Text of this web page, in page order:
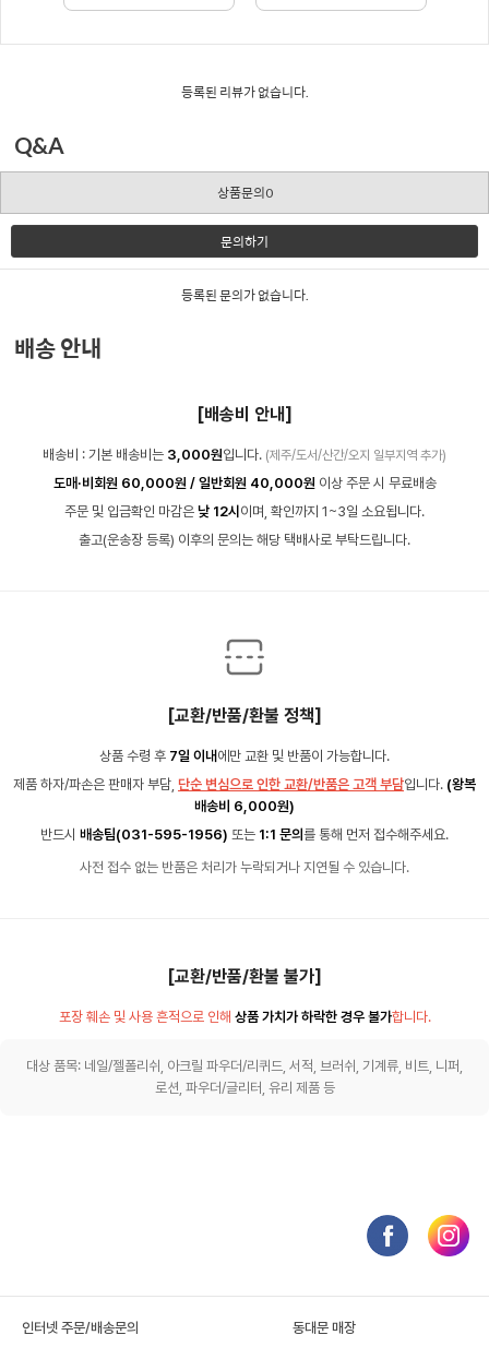
등록된 리뷰가 없습니다.
Q&A
상품문의0
문의하기
등록된 문의가 없습니다.
배송 안내
[배송비 안내]
배송비 : 기본 배송비는 3,000원입니다. (제주/도서/산간/오지 일부지역 추가)
도매·비회원 60,000원 / 일반회원 40,000원 이상 주문 시 무료배송
주문 및 입금확인 마감은 낮 12시 이며, 확인까지 1~3일 소요됩니다.
출고(운송장 등록) 이후의 문의는 해당 택배사로 부탁드립니다.
[교환/반품/환불 정책]
상품 수령 후 7일 이내 에만 교환 및 반품이 가능합니다.
제품 하자/파손은 판매자 부담, 단순 변심으로 인한 교환/반품은 고객 부담입니다. (왕복
배송비 6,000원)
반드시 배송팀(031-595-1956) 또는 1:1 문의 를 통해 먼저 접수해주세요.
사전 접수 없는 반품은 처리가 누락되거나 지연될 수 있습니다.
[교환/반품/환불 불가]
포장 훼손 및 사용 흔적으로 인해 상품 가치가 하락한 경우 불가합니다.
대상 품목: 네일/젤폴리쉬, 아크릴 파우더/리퀴드, 서적, 브러쉬, 기계류, 비트, 니퍼,
로션, 파우더/글리터, 유리 제품 등
인터넷 주문/배송문의 동대문 매장